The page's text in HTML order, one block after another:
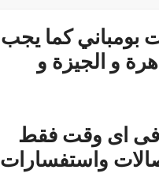
بومباني كما يجب
و الجيزة و
الغيار فى اى وقت فقط
واستفسارات